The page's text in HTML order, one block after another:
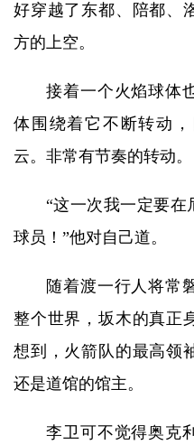
好穿越了东都、陪都、
方的上空。
接着一个火焰球体
体围绕着它不断转动
云。非常有节奏的转动。
“这一次我一定要在
球员！”他对自己道。
随着渡一行人将常
整个世界，坂木的真正
想到，火箭队的最高领
还是道馆的馆主。
李卫可不觉得奥克